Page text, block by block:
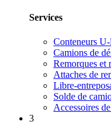
Services
Conteneurs
Camions de
Remorques et
Attaches de
Libre-
Solde de
Accessoires
3